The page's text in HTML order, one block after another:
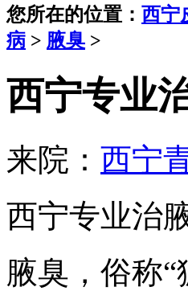
您所在的位置： 西宁
病 > 腋臭 >
西宁专业
来院： 西宁
西宁专业治
腋臭，俗称